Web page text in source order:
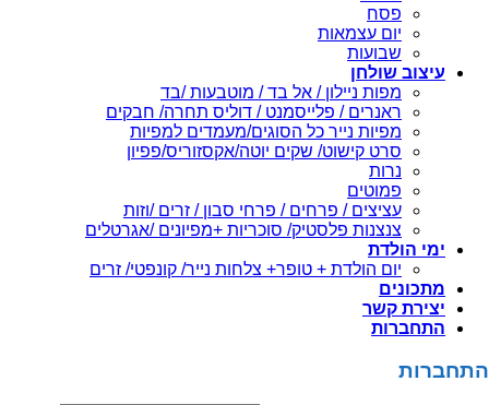
פסח
יום עצמאות
שבועות
עיצוב שולחן
מפות ניילון / אל בד / מוטבעות /בד
ראנרים / פלייסמנט / דוליס תחרה/ חבקים
מפיות נייר כל הסוגים/מעמדים למפיות
סרט קישוט/ שקים יוטה/אקסזוריס/פפיון
נרות
פמוטים
עציצים / פרחים / פרחי סבון / זרים /וזות
צנצנות פלסטיק/ סוכריות +מפיונים /אגרטלים
ימי הולדת
יום הולדת + טופר+ צלחות נייר/ קונפטי/ זרים
מתכונים
יצירת קשר
התחברות
התחברות